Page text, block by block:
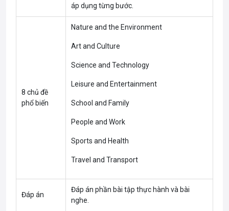
áp dụng từng bước.
8 chủ đề
phổ biến
Nature and the Environment
Art and Culture
Science and Technology
Leisure and Entertainment
School and Family
People and Work
Sports and Health
Travel and Transport
Đáp án
Đáp án phần bài tập thực hành và bài
nghe.